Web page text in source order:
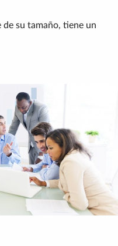
de su tamaño, tiene un